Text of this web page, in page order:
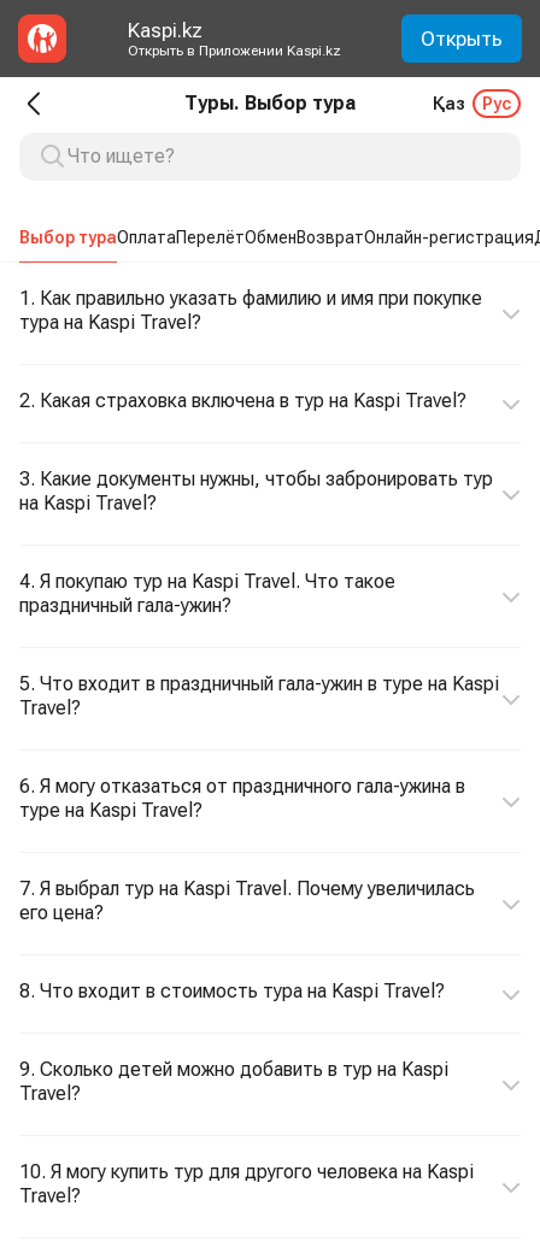
Kaspi.kz
Открыть в Приложении Kaspi.kz Открыть
Туры. Выбор тура Қаз Рус
Выбор тураОплатаПерелётОбменВозвратОнлайн-регистрация
1. Как правильно указать фамилию и имя при покупке
тура на Kaspi Travel?
2. Какая страховка включена в тур на Kaspi Travel?
3. Какие документы нужны, чтобы забронировать тур
на Kaspi Travel?
4. Я покупаю тур на Kaspi Travel. Что такое
праздничный гала-ужин?
5. Что входит в праздничный гала-ужин в туре на Kaspi
Travel?
6. Я могу отказаться от праздничного гала-ужина в
туре на Kaspi Travel?
7. Я выбрал тур на Kaspi Travel. Почему увеличилась
его цена?
8. Что входит в стоимость тура на Kaspi Travel?
9. Сколько детей можно добавить в тур на Kaspi
Travel?
10. Я могу купить тур для другого человека на Kaspi
Travel?